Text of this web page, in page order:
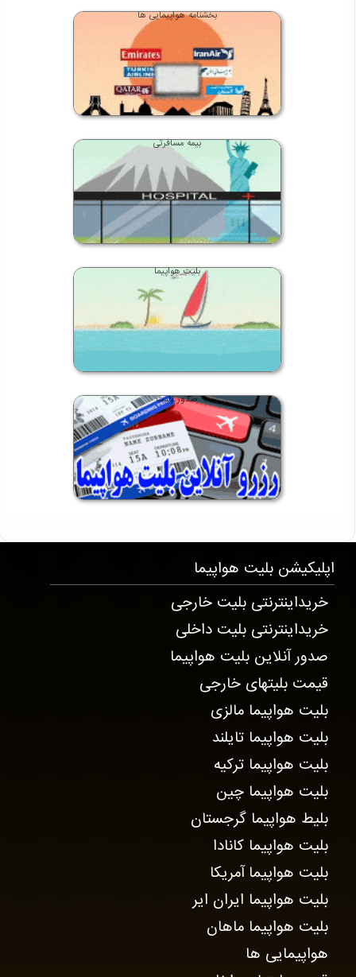
بخشنامه هواپیمایی ها
بیمه مسافرتی
بلیت هواپیما
صدور بلیت
اپلیکیشن بلیت هواپیما
خریداینترنتی بلیت خارجی
خریداینترنتی بلیت داخلی
صدور آنلاین بلیت هواپیما
قیمت بلیتهای خارجی
بلیت هواپیما مالزی
بلیت هواپیما تایلند
بلیت هواپیما ترکیه
بلیت هواپیما چین
بلیط هواپیما گرجستان
بلیت هواپیما کانادا
بلیت هواپیما آمریکا
بلیت هواپیما ایران ایر
بلیت هواپیما ماهان
هواپیمایی ها